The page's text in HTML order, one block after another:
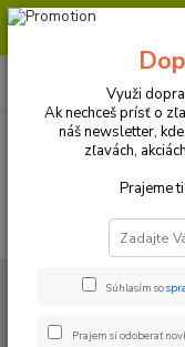
Milí zákazníci, pri
(Po-Pia, 8:30-16:30 hod.)
Plasty a Kryty
Využi
Ak nechceš prísť o
náš newsletter,
zľavách,
Prajeme
Súhlasím so
Prajem si odoberať